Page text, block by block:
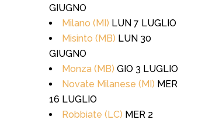
GIUGNO
Milano (MI) LUN 7 LUGLIO
Misinto (MB) LUN 30
GIUGNO
Monza (MB) GIO 3 LUGLIO
Novate Milanese (MI) MER
16 LUGLIO
Robbiate (LC) MER 2